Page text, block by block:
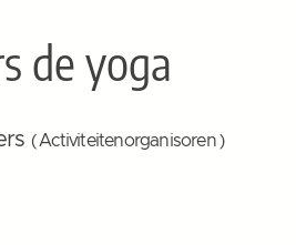
de yoga
( Activiteitenorganisoren )